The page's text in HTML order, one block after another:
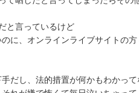
と言っているけど
に、オンラインライブサイトの
だし、法的措置が何かもわかっ